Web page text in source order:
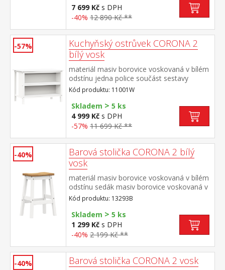
7 699 Kč s DPH
-40% 12 890 Kč **
-57%
Kuchyňský ostrůvek CORONA 2
bílý vosk
materiál masiv borovice voskovaná v bílém
odstínu jedna police součást sestavy
Corona 2
Kód produktu: 11001W
Skladem > 5 ks
4 999 Kč s DPH
-57% 11 699 Kč **
-40%
Barová stolička CORONA 2 bílý
vosk
materiál masiv borovice voskovaná v bílém
odstínu sedák masiv borovice voskovaná v
medovém odstínu součást sestavy Corona
2 bílá
Kód produktu: 13293B
Skladem > 5 ks
1 299 Kč s DPH
-40% 2 199 Kč **
-40% Barová stolička CORONA 2 vosk